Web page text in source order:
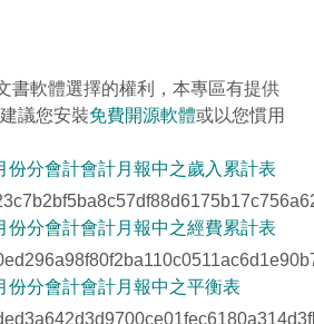
書軟體選擇的權利，本專區有提供
議您安裝免費開源軟體或以您慣用
份分會計會計月報中之歲入累計表
份分會計會計月報中之經費累計表
份分會計會計月報中之平衡表